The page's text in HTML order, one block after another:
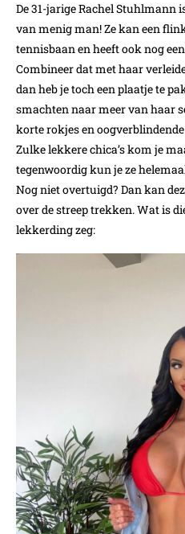
De 31-jarige Rachel Stuhlmann
van menig man! Ze kan een
tennisbaan en heeft ook nog
Combineer dat met haar
dan heb je toch een plaatje te
smachten naar meer van haar
korte rokjes en
Zulke lekkere chica’s kom je
tegenwoordig kun je ze
Nog niet overtuigd? Dan kan
over de streep trekken. Wat is
lekkerding zeg: